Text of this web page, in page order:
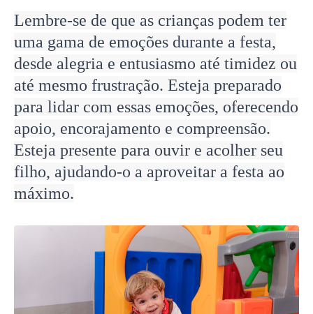
Lembre-se de que as crianças podem ter
uma gama de emoções durante a festa,
desde alegria e entusiasmo até timidez ou
até mesmo frustração. Esteja preparado
para lidar com essas emoções, oferecendo
apoio, encorajamento e compreensão.
Esteja presente para ouvir e acolher seu
filho, ajudando-o a aproveitar a festa ao
máximo.